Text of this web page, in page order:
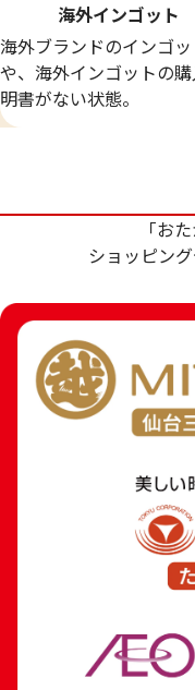
参考買取価格
参考買取価格
海外インゴット
海外ブランドのインゴッ
や、海外インゴットの
明書がない状態。
「お
ショッピン